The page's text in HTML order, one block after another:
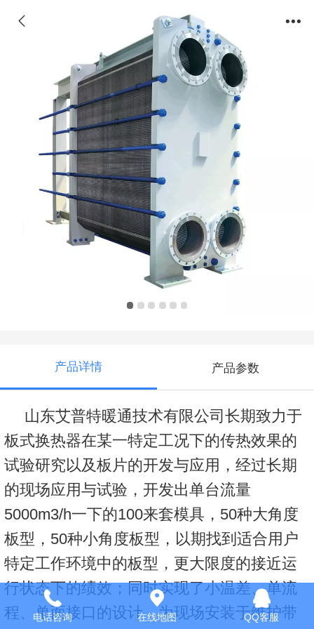
产品详情 产品参数
山东艾普特暖通技术有限公司长期致力于
板式换热器在某一特定工况下的传热效果的
试验研究以及板片的开发与应用，经过长期
的现场应用与试验，开发出单台流量
5000m3/h一下的100来套模具，50种大角度
板型，50种小角度板型，以期找到适合用户
特定工作环境中的板型，更大限度的接近运
行状态下的绩效；同时实现了小温差、单流
程、单面接口的设计，为现场安装于维护带
电话咨询 在线地图 QQ客服